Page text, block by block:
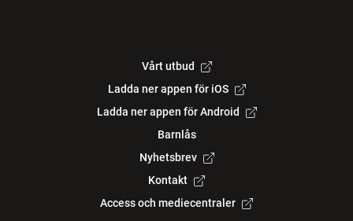
Vårt utbud
Ladda ner appen för iOS
Ladda ner appen för Android
Barnlås
Nyhetsbrev
Kontakt
Access och mediecentraler